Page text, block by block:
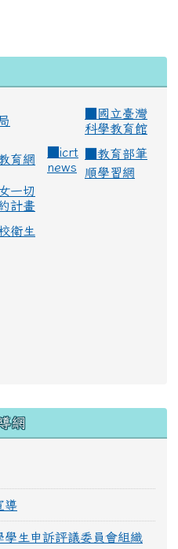
國立臺灣
科學教育館
育網
icrt
news
教育部筆
順學習網
一切
計畫
衛生
網
導
生申訴評議委員會組織